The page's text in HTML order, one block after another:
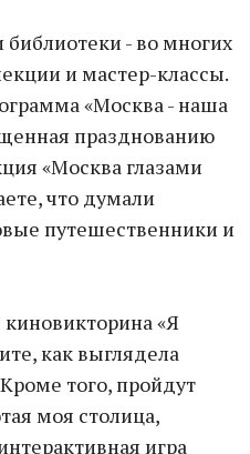
библиотеки - во многих
и мастер-классы.
«Москва - наша
празднованию
«Москва глазами
что думали
путешественники и
«Я
как выглядела
того, пройдут
моя столица,
игра